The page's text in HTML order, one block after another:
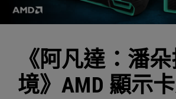
《阿凡達：潘
境》AMD 顯示